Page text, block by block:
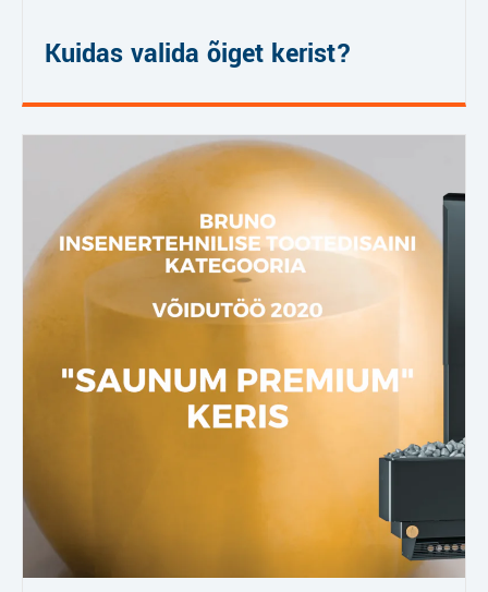
Kuidas valida õiget kerist?